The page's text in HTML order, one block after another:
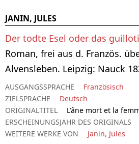
JANIN, JULES
Der todte Esel oder das
Roman, frei aus d. Französ.
Alvensleben. Leipzig: Nauck
AUSGANGSSPRACHE
Französisch
ZIELSPRACHE
Deutsch
ORIGINALTITEL
L’âne mort et la
ERSCHEINUNGSJAHR DES ORIGINALS
WEITERE WERKE VON
Janin, Jules